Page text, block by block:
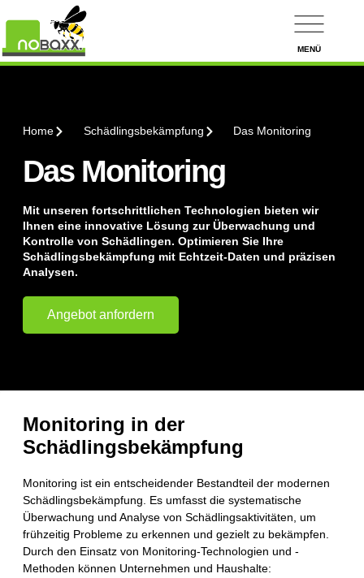
MENÜ
Home Schädlingsbekämpfung Das Monitoring
Das Monitoring
Mit unseren fortschrittlichen Technologien bieten wir
Ihnen eine innovative Lösung zur Überwachung und
Kontrolle von Schädlingen. Optimieren Sie Ihre
Schädlingsbekämpfung mit Echtzeit-Daten und präzisen
Analysen.
Angebot anfordern
Monitoring in der
Schädlingsbekämpfung
Monitoring ist ein entscheidender Bestandteil der modernen
Schädlingsbekämpfung. Es umfasst die systematische
Überwachung und Analyse von Schädlingsaktivitäten, um
frühzeitig Probleme zu erkennen und gezielt zu bekämpfen.
Durch den Einsatz von Monitoring-Technologien und -
Methoden können Unternehmen und Haushalte: